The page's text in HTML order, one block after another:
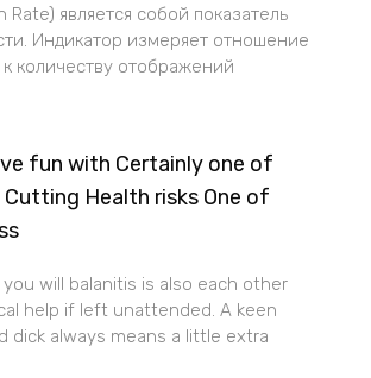
Rate) является собой показатель
Индикатор измеряет отношение
к количеству отображений
fun with Certainly one of
Health risks One of
will balanitis is also each other
help if left unattended. A keen
dick always means a little extra